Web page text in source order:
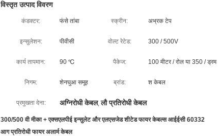
विस्तृत उत्पाद विवरण
कंडक्टर: फंसे तांबा स्क्रीन: अभ्रक टेप
इन्सुलेशन: पीवीसी वोल्ट रेटेड: 300 / 500V
कार्य तापमान: 90 ℃ पैकेज: 100 मीटर / रोल या 350 / ड्रम
निगम: शेनघुआ समूह ब्रांड: श केबल
प्रमुखता देना: अग्निरोधी केबल,लौ प्रतिरोधी केबल
300/500 वी मीका + एक्सएलपीई इन्सुलेट और एलएसजेड शीटेड फायर केबल्स आईईसी 60332
आग प्रतिरोधी फायर अलार्म केबल